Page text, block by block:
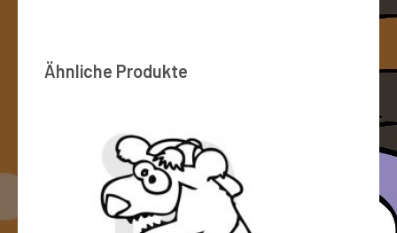
Ähnliche Produkte